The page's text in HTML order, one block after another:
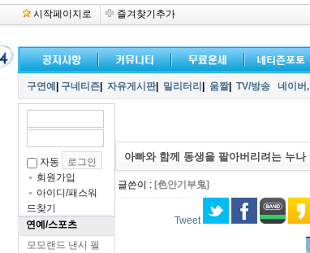
시작페이지로 즐겨찾기추가
구연예 구네티즌 자유게시판| 밀리터리 움짤| TV/방송 네이버,
자동
회원가입
아이디/패스워
드찾기
연예/스포츠
모모랜드 낸시 필
아빠와 함께 동생을 팔아버리려는 누나
글쓴이 : [色안기부鬼]
Tweet